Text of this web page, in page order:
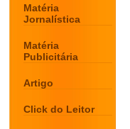
Matéria
Jornalística
Matéria
Publicitária
Artigo
Click do Leitor